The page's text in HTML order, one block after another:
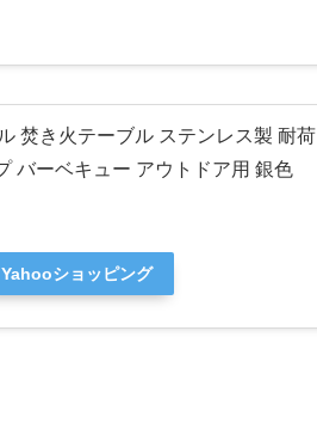
焚き火テーブル ステンレス製 耐荷
バーベキュー アウトドア用 銀色
Yahooショッピング